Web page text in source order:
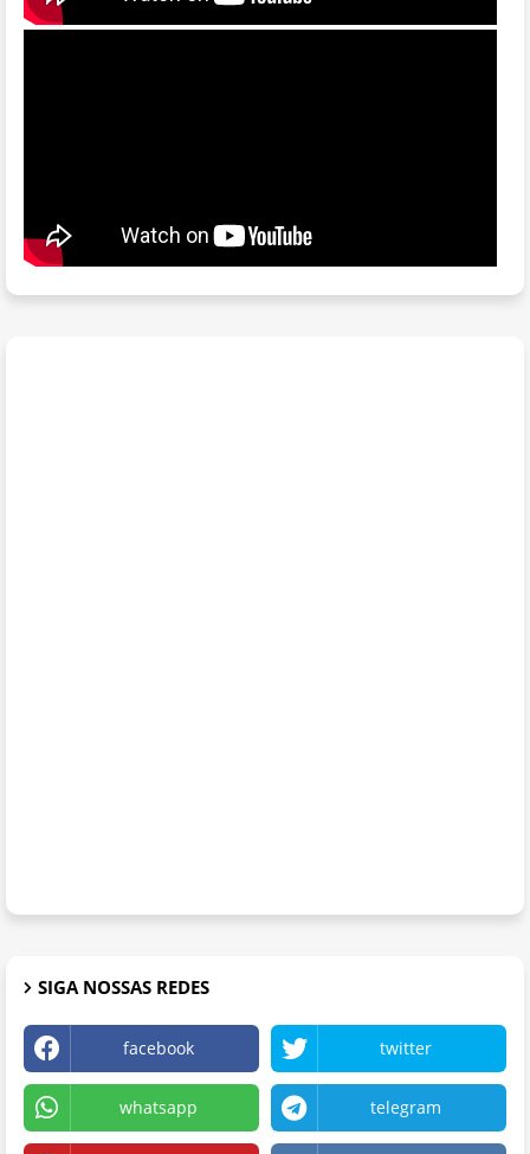
SIGA NOSSAS REDES
facebook twitter
whatsapp telegram